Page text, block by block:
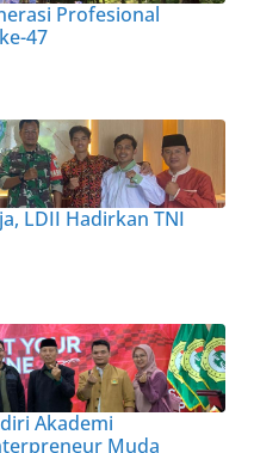
Profesional
47
LDII Hadirkan TNI
Akademi
Muda